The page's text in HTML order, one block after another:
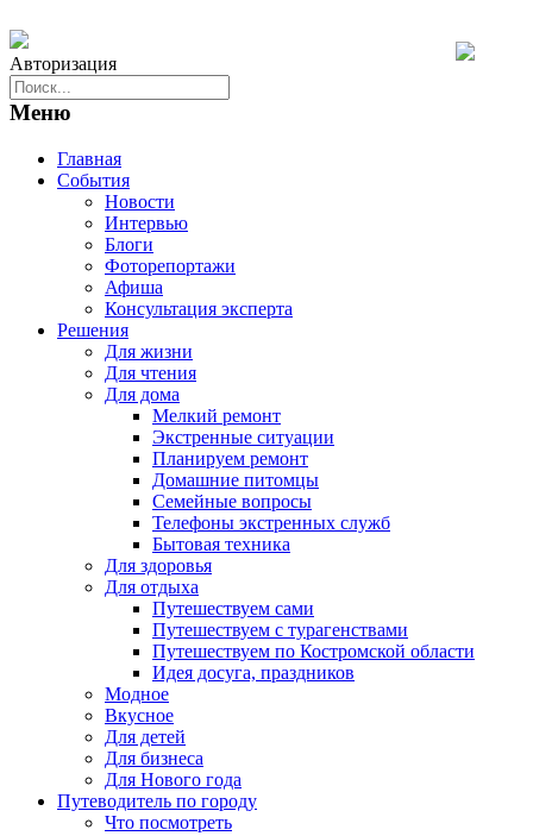
Авторизация
Меню
Главная
События
Новости
Интервью
Блоги
Фоторепортажи
Афиша
Консультация эксперта
Решения
Для жизни
Для чтения
Для дома
Мелкий ремонт
Экстренные ситуации
Планируем ремонт
Домашние питомцы
Семейные вопросы
Телефоны экстренных служб
Бытовая техника
Для здоровья
Для отдыха
Путешествуем сами
Путешествуем с турагенствами
Путешествуем по Костромской области
Идея досуга, праздников
Модное
Вкусное
Для детей
Для бизнеса
Для Нового года
Путеводитель по городу
Что посмотреть